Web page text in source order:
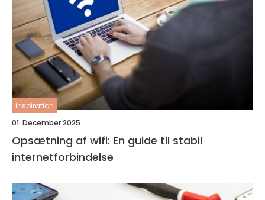
inspiration
01. December 2025
Opsætning af wifi: En guide til stabil
internetforbindelse